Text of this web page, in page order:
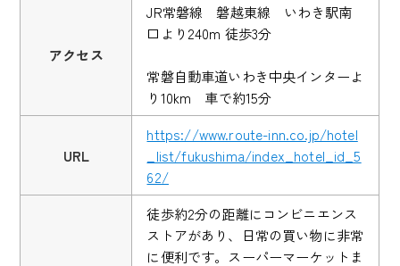
アクセス
JR常磐線 磐越東線 いわき駅南
口より240m 徒歩3分
常磐自動車道いわき中央インターよ
り10km 車で約15分
URL
https://www.route-inn.co.jp/hotel
_list/fukushima/index_hotel_id_5
62/
徒歩約2分の距離にコンビニエンス
ストアがあり、日常の買い物に非常
に便利です。スーパーマーケットま